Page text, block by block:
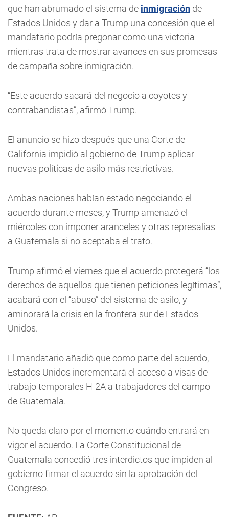
que han abrumado el sistema de inmigración de
Estados Unidos y dar a Trump una concesión que el
mandatario podría pregonar como una victoria
mientras trata de mostrar avances en sus promesas
de campaña sobre inmigración.
“Este acuerdo sacará del negocio a coyotes y
contrabandistas”, afirmó Trump.
El anuncio se hizo después que una Corte de
California impidió al gobierno de Trump aplicar
nuevas políticas de asilo más restrictivas.
Ambas naciones habían estado negociando el
acuerdo durante meses, y Trump amenazó el
miércoles con imponer aranceles y otras represalias
a Guatemala si no aceptaba el trato.
Trump afirmó el viernes que el acuerdo protegerá “los
derechos de aquellos que tienen peticiones legítimas”,
acabará con el “abuso” del sistema de asilo, y
aminorará la crisis en la frontera sur de Estados
Unidos.
El mandatario añadió que como parte del acuerdo,
Estados Unidos incrementará el acceso a visas de
trabajo temporales H-2A a trabajadores del campo
de Guatemala.
No queda claro por el momento cuándo entrará en
vigor el acuerdo. La Corte Constitucional de
Guatemala concedió tres interdictos que impiden al
gobierno firmar el acuerdo sin la aprobación del
Congreso.